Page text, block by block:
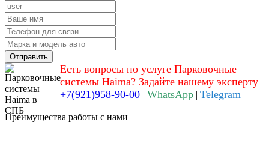
Отправить
Есть вопросы по услуге Парковочные
системы Haima? Задайте нашему эксперту
+7(921)958-90-00 | WhatsApp| Telegram
Преимущества работы с нами